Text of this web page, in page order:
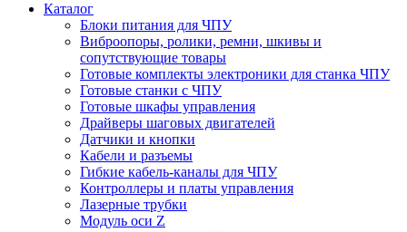
Каталог
Блоки питания для ЧПУ
Виброопоры, ролики, ремни, шкивы и
сопутствующие товары
Готовые комплекты электроники для станка ЧПУ
Готовые станки с ЧПУ
Готовые шкафы управления
Драйверы шаговых двигателей
Датчики и кнопки
Кабели и разъемы
Гибкие кабель-каналы для ЧПУ
Контроллеры и платы управления
Лазерные трубки
Модуль оси Z